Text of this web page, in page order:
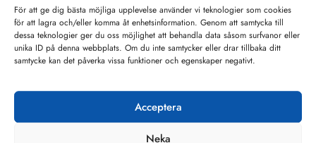
För att ge dig bästa möjliga upplevelse använder vi teknologier som cookies
för att lagra och/eller komma åt enhetsinformation. Genom att samtycka till
dessa teknologier ger du oss möjlighet att behandla data såsom surfvanor eller
unika ID på denna webbplats. Om du inte samtycker eller drar tillbaka ditt
samtycke kan det påverka vissa funktioner och egenskaper negativt.
Acceptera
Neka
och kan levereras i flera färger.
Genom att välja en “varm kant” blir resultatet av fönstrets
totala U-värde med upp till 0,1 W/m²K, givetvis beroende
på fönstrets konstruktion och format. Med varmare
Minsta debitering per glas 0,5 kvm
Vid beställning av andra uppbygnader av energiglas,
energifönster, isolerglas / isolerfönster än uppvisade på